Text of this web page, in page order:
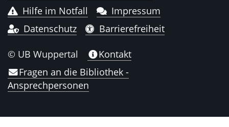
Hilfe im Notfall
Impressum
Datenschutz
Barrierefreiheit
© UB Wuppertal
Kontakt
Fragen an die Bibliothek -
Ansprechpersonen